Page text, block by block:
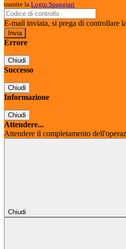
tramite la Login Spaggiari
E-mail inviata, si prega di controllare
Errore
Chiudi
Successo
Chiudi
Informazione
Chiudi
Attendere...
Attendere il completamento
Chiudi